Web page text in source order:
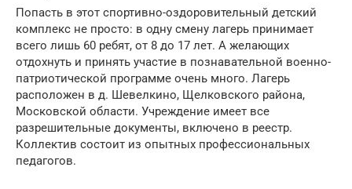
Попасть в этот спортивно-оздоровительный детский
комплекс не просто: в одну смену лагерь принимает
всего лишь 60 ребят, от 8 до 17 лет. А желающих
отдохнуть и принять участие в познавательной военно-
патриотической программе очень много. Лагерь
расположен в д. Шевелкино, Щелковского района,
Московской области. Учреждение имеет все
разрешительные документы, включено в реестр.
Коллектив состоит из опытных профессиональных
педагогов.